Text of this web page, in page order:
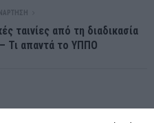
ταινίες από τη διαδικασία
Τι απαντά το ΥΠΠΟ